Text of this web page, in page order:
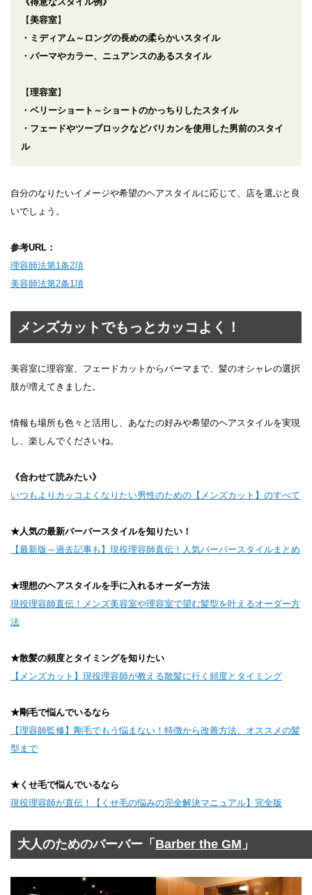
【美容室】
・ミディアム～ロングの長めの柔らかいスタイル
・パーマやカラー、ニュアンスのあるスタイル
【理容室】
・ベリーショート～ショートのかっちりしたスタイル
・フェードやツーブロックなどバリカンを使用した男前のスタイ
ル
自分のなりたいイメージや希望のヘアスタイルに応じて、店を選ぶと良
いでしょう。
参考URL：
理容師法第1条2項
美容師法第2条1項
メンズカットでもっとカッコよく！
美容室に理容室、フェードカットからパーマまで、髪のオシャレの選択
肢が増えてきました。
情報も場所も色々と活用し、あなたの好みや希望のヘアスタイルを実現
し、楽しんでくださいね。
《合わせて読みたい》
いつもよりカッコよくなりたい男性のための【メンズカット】のすべて
★人気の最新バーバースタイルを知りたい！
【最新版～過去記事も】現役理容師直伝！人気バーバースタイルまとめ
★理想のヘアスタイルを手に入れるオーダー方法
現役理容師直伝！メンズ美容室や理容室で望む髪型を叶えるオーダー方
法
★散髪の頻度とタイミングを知りたい
【メンズカット】現役理容師が教える散髪に行く頻度とタイミング
★剛毛で悩んでいるなら
【理容師監修】剛毛でもう悩まない！特徴から改善方法、オススメの髪
型まで
★くせ毛で悩んでいるなら
現役理容師が直伝！【くせ毛の悩みの完全解決マニュアル】完全版
大人のためのバーバー「 Barber the GM 」